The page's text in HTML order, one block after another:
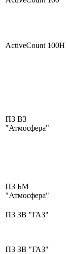
ActiveCount 100H
ПЗ ВЗ
"Атмосфера"
ПЗ БМ
"Атмосфера"
ПЗ ЗВ "ГАЗ"
ПЗ ЗВ "ГАЗ"